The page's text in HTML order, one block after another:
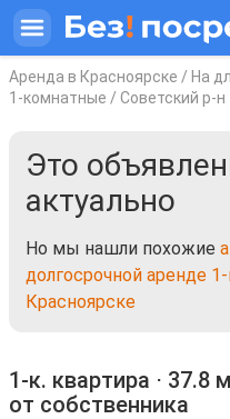
Аренда в Красноярске / На
1-комнатные / Советский р-н
Это
актуально
Но мы нашли похожие
долгосрочной аренде
Красноярске
1-к. квартира ⋅ 37.8
от собственника